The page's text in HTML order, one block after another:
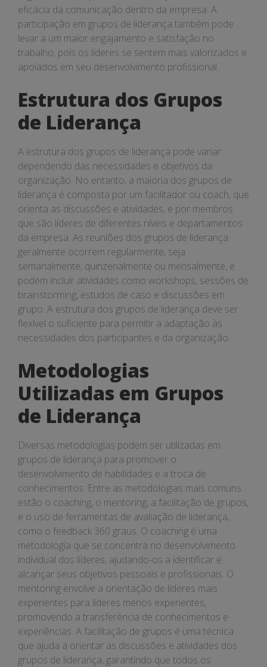
eficácia da comunicação dentro da empresa. A
participação em grupos de liderança também pode
levar a um maior engajamento e satisfação no
trabalho, pois os líderes se sentem mais valorizados e
apoiados em seu desenvolvimento profissional.
Estrutura dos Grupos
de Liderança
A estrutura dos grupos de liderança pode variar
dependendo das necessidades e objetivos da
organização. No entanto, a maioria dos grupos de
liderança é composta por um facilitador ou coach, que
orienta as discussões e atividades, e por membros
que são líderes de diferentes níveis e departamentos
da empresa. As reuniões dos grupos de liderança
geralmente ocorrem regularmente, seja
semanalmente, quinzenalmente ou mensalmente, e
podem incluir atividades como workshops, sessões de
brainstorming, estudos de caso e discussões em
grupo. A estrutura dos grupos de liderança deve ser
flexível o suficiente para permitir a adaptação às
necessidades dos participantes e da organização.
Metodologias
Utilizadas em Grupos
de Liderança
Diversas metodologias podem ser utilizadas em
grupos de liderança para promover o
desenvolvimento de habilidades e a troca de
conhecimentos. Entre as metodologias mais comuns
estão o coaching, o mentoring, a facilitação de grupos,
e o uso de ferramentas de avaliação de liderança,
como o feedback 360 graus. O coaching é uma
metodologia que se concentra no desenvolvimento
individual dos líderes, ajudando-os a identificar e
alcançar seus objetivos pessoais e profissionais. O
mentoring envolve a orientação de líderes mais
experientes para líderes menos experientes,
promovendo a transferência de conhecimentos e
experiências. A facilitação de grupos é uma técnica
que ajuda a orientar as discussões e atividades dos
grupos de liderança, garantindo que todos os